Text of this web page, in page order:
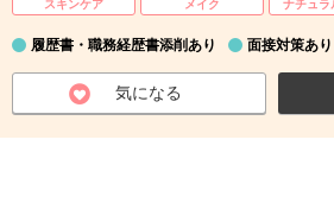
スキンケア メイク ナチュラ
履歴書・職務経歴書添削あり 面接対策あり
気になる